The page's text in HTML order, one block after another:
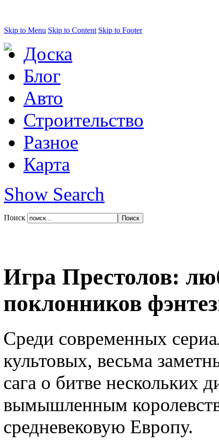
Skip to Menu Skip to Content Skip to Footer
Доска
Блог
Авто
Строительство
Разное
Карта
Show Search
Поиск
Игра Престолов:
поклонников
Среди современных
культовых, весьма
сага о битве нескольких
вымышленным
средневековую Европу.